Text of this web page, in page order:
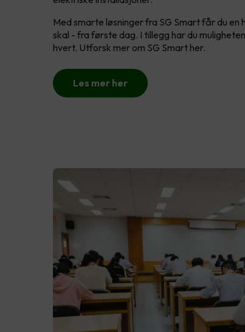
Med smarte løsninger fra SG Smart får du en
skal - fra første dag. I tillegg har du
hvert. Utforsk mer om SG Smart her.
Les mer her